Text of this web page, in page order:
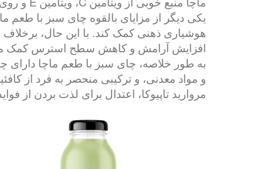
یکی دیگر از مزایای بالقوه چای سبز با
افزایش آرامش و کاهش سطح استرس کمک
به طور خلاصه، چای سبز با طعم ماچا دارای
مروارید تاپیوکا، اعتدال برای لذت بردن از